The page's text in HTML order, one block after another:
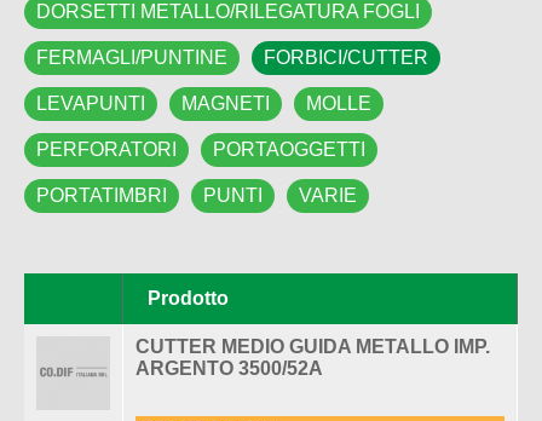
DORSETTI METALLO/RILEGATURA FOGLI
FERMAGLI/PUNTINE FORBICI/CUTTER
LEVAPUNTI MAGNETI MOLLE
PERFORATORI PORTAOGGETTI
PORTATIMBRI PUNTI VARIE
Prodotto
CUTTER MEDIO GUIDA METALLO IMP.
ARGENTO 3500/52A
Pagine